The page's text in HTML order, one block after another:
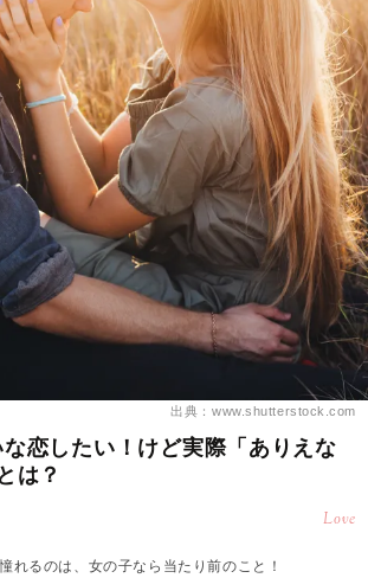
出典：www.shutterstock.com
恋したい！けど実際「ありえな
は？
Love
れるのは、女の子なら当たり前のこと！